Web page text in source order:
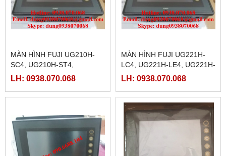
MÀN HÌNH FUJI UG210H-
SC4, UG210H-ST4,
UG210H-LC4, UG210H-LT4,
LH: 0938.070.068
MÀN HÌNH FUJI UG221H-
LC4, UG221H-LE4, UG221H-
LR4,UG221H-SR4
LH: 0938.070.068